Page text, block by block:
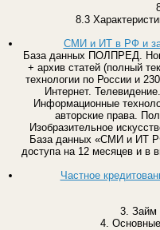
8.3
СМИ и ИТ в РФ и за
База данных ПОЛПРЕД.
+ архив статей (полный
технологии по России и
Интернет.
Информационные
авторские права.
Изобразительное
База данных «СМИ и ИТ
доступа на 12 месяцев и в
Частное
3. Займ
4.